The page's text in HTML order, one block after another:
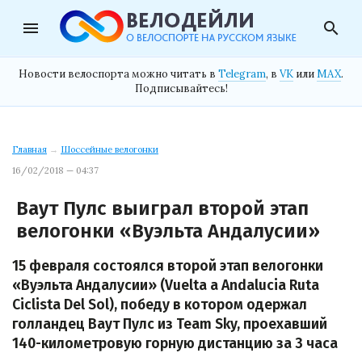
menu search
Новости велоспорта можно читать в Telegram, в VK илиMAX.
Подписывайтесь!
Главная → Шоссейные велогонки
16/02/2018 — 04:37
Ваут Пулс выиграл второй этап
велогонки «Вуэльта Андалусии»
15 февраля состоялся второй этап велогонки
«Вуэльта Андалусии» (Vuelta a Andalucia Ruta
Ciclista Del Sol), победу в котором одержал
голландец Ваут Пулс из Team Sky, проехавший
140-километровую горную дистанцию за 3 часа